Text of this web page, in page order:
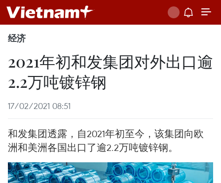
经济
2021年初和发集团对外出口逾
2.2万吨镀锌钢
17/02/2021 08:51
和发集团透露，自2021年初至今，该集团向欧
洲和美洲各国出口了逾2.2万吨镀锌钢。